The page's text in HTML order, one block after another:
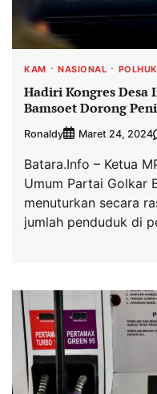
KAM NASIONAL
Hadiri Kongres Desa
Bamsoet Dorong
Ronaldy Maret 24, 2024
Batara.Info – Ketua
Umum Partai Golkar
menuturkan secara
jumlah penduduk di